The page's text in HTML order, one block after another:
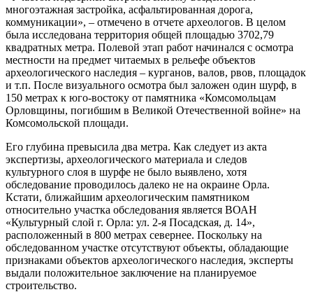
многоэтажная застройка, асфальтированная дорога,
коммуникации», – отмечено в отчете археологов. В целом
была исследована территория общей площадью 3702,79
квадратных метра. Полевой этап работ начинался с осмотра
местности на предмет читаемых в рельефе объектов
археологического наследия – курганов, валов, рвов, площадок
и т.п. После визуального осмотра был заложен один шурф, в
150 метрах к юго-востоку от памятника «Комсомольцам
Орловщины, погибшим в Великой Отечественной войне» на
Комсомольской площади.
Его глубина превысила два метра. Как следует из акта
экспертизы, археологического материала и следов
культурного слоя в шурфе не было выявлено, хотя
обследование проводилось далеко не на окраине Орла.
Кстати, ближайшим археологическим памятником
относительно участка обследования является ВОАН
«Культурный слой г. Орла: ул. 2-я Посадская, д. 14»,
расположенный в 800 метрах севернее. Поскольку на
обследованном участке отсутствуют объекты, обладающие
признаками объектов археологического наследия, эксперты
выдали положительное заключение на планируемое
строительство.